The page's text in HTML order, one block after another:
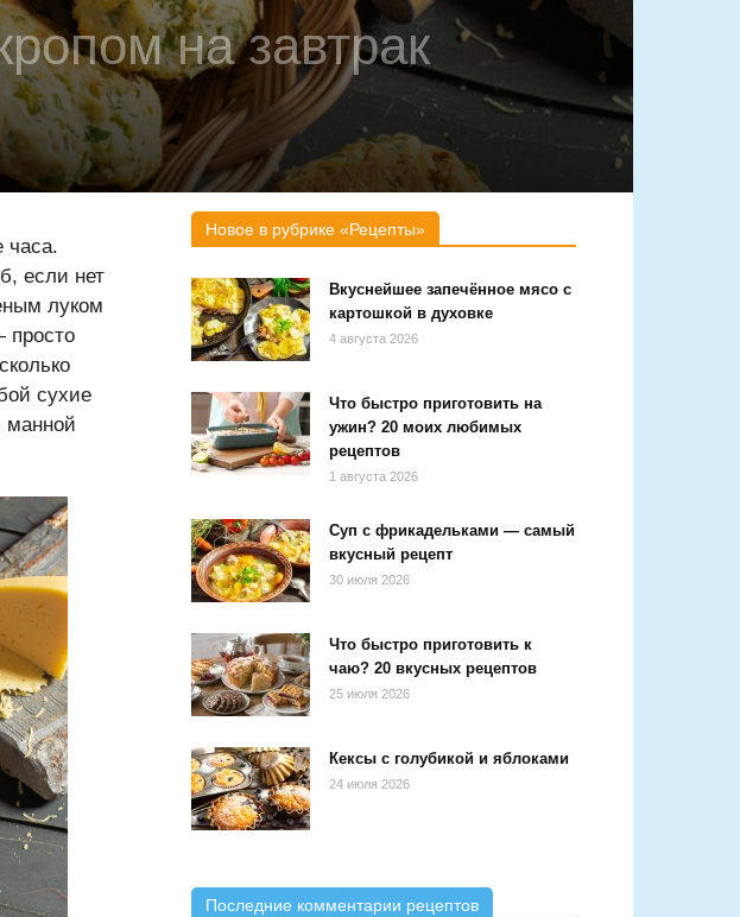
на завтрак
часа.
если нет
луком
просто
сухие
манной
Новое в рубрике «Рецепты»
Вкуснейшее запечённое мясо с
картошкой в духовке
4 августа 2026
Что быстро приготовить на
ужин? 20 моих любимых
рецептов
1 августа 2026
Суп с фрикадельками — самый
вкусный рецепт
30 июля 2026
Что быстро приготовить к
чаю? 20 вкусных рецептов
25 июля 2026
Кексы с голубикой и яблоками
24 июля 2026
Последние комментарии рецептов